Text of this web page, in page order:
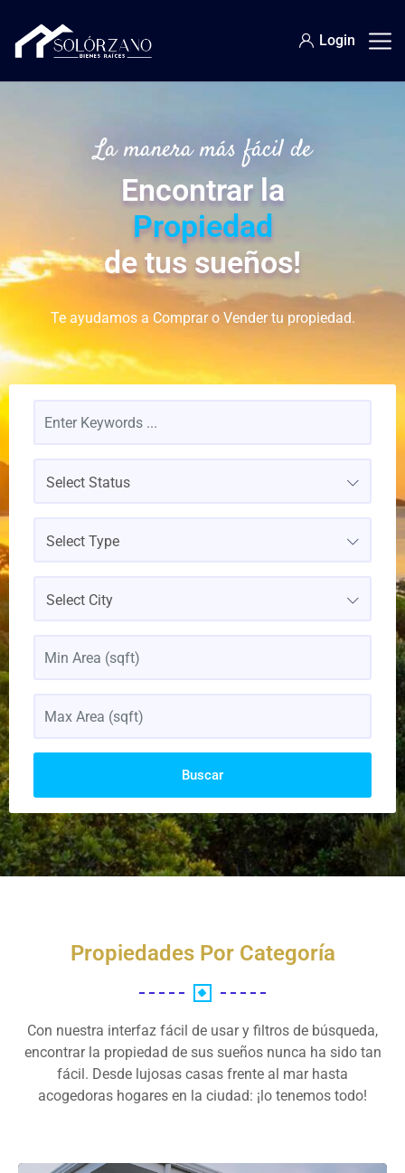
Login
La manera más fácil de
Encontrar la
Propiedad
de tus sueños!
Te ayudamos a Comprar o Vender tu propiedad.
Select Status
Select Type
Select City
Buscar
Propiedades Por Categoría
Con nuestra interfaz fácil de usar y filtros de búsqueda,
encontrar la propiedad de sus sueños nunca ha sido tan
fácil. Desde lujosas casas frente al mar hasta
acogedoras hogares en la ciudad: ¡lo tenemos todo!